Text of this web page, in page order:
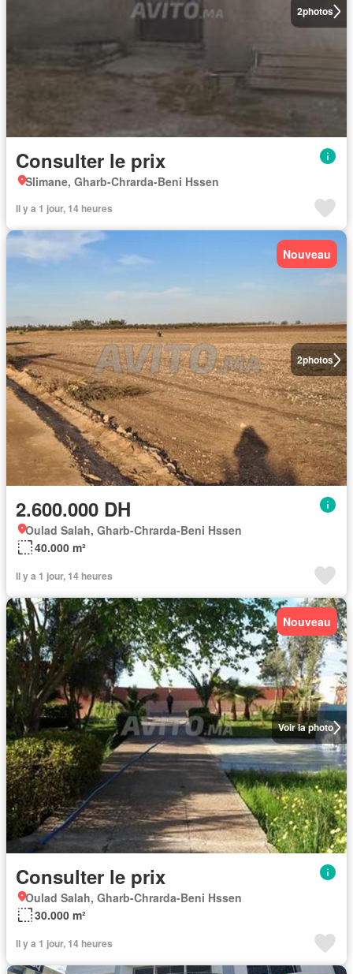
2photos
Consulter le prix
Slimane, Gharb-Chrarda-Beni Hssen
Il y a 1 jour, 14 heures
2photos
Nouveau
2.600.000 DH
Oulad Salah, Gharb-Chrarda-Beni Hssen
40.000 m²
Il y a 1 jour, 14 heures
Voir la photo
Nouveau
Consulter le prix
Oulad Salah, Gharb-Chrarda-Beni Hssen
30.000 m²
Il y a 1 jour, 14 heures